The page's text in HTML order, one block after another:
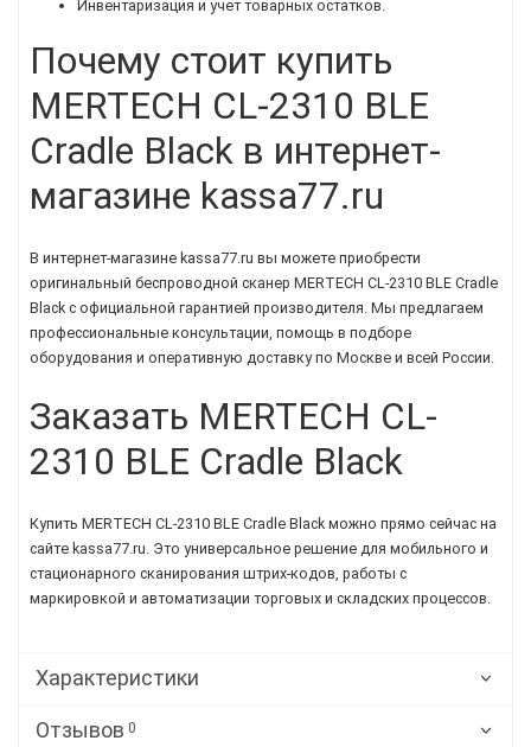
Инвентаризация и учет товарных остатков.
Почему стоит купить
MERTECH CL-2310 BLE
Cradle Black в интернет-
магазине kassa77.ru
В интернет-магазине kassa77.ru вы можете приобрести
оригинальный беспроводной сканер MERTECH CL-2310 BLE Cradle
Black с официальной гарантией производителя. Мы предлагаем
профессиональные консультации, помощь в подборе
оборудования и оперативную доставку по Москве и всей России.
Заказать MERTECH CL-
2310 BLE Cradle Black
Купить MERTECH CL-2310 BLE Cradle Black можно прямо сейчас на
сайте kassa77.ru. Это универсальное решение для мобильного и
стационарного сканирования штрих-кодов, работы с
маркировкой и автоматизации торговых и складских процессов.
Характеристики
Отзывов 0